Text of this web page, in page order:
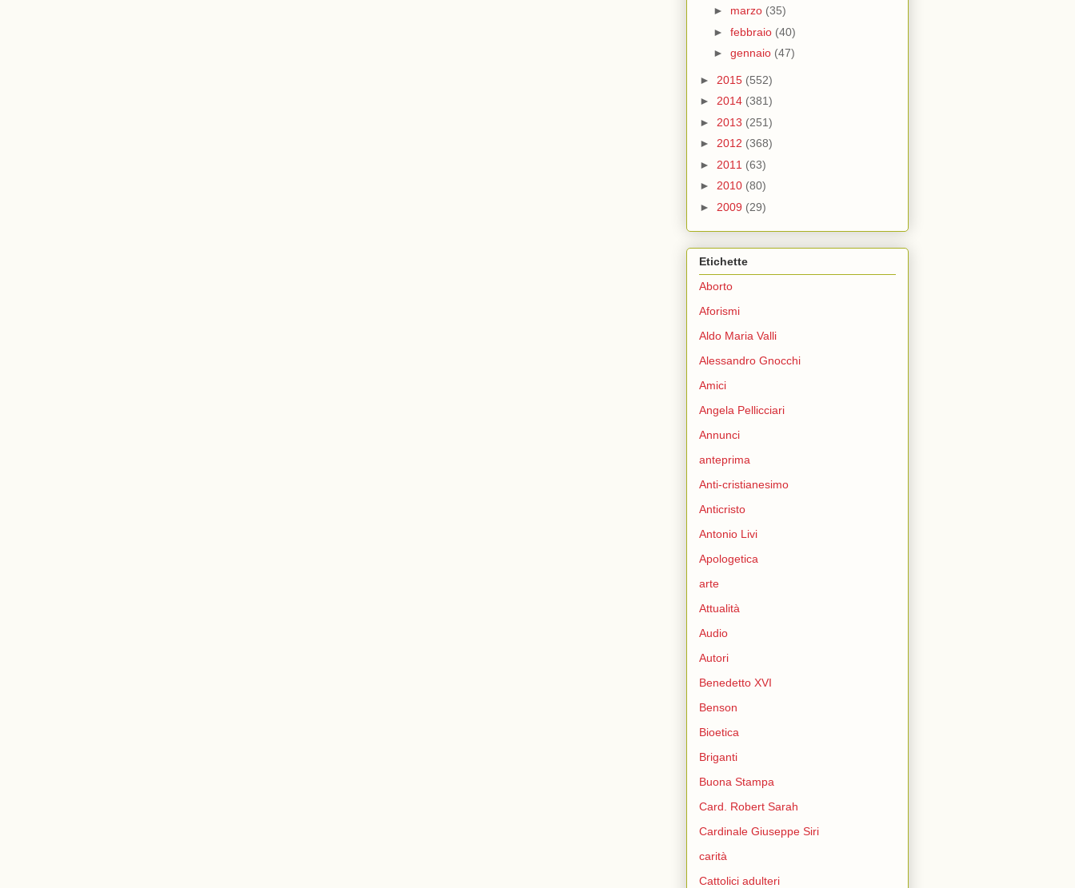
► marzo (35)
► febbraio (40)
► gennaio (47)
► 2015 (552)
► 2014 (381)
► 2013 (251)
► 2012 (368)
► 2011 (63)
► 2010 (80)
► 2009 (29)
Etichette
Aborto
Aforismi
Aldo Maria Valli
Alessandro Gnocchi
Amici
Angela Pellicciari
Annunci
anteprima
Anti-cristianesimo
Anticristo
Antonio Livi
Apologetica
arte
Attualità
Audio
Autori
Benedetto XVI
Benson
Bioetica
Briganti
Buona Stampa
Card. Robert Sarah
Cardinale Giuseppe Siri
carità
Cattolici adulteri